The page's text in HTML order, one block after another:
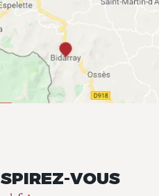
VOUS